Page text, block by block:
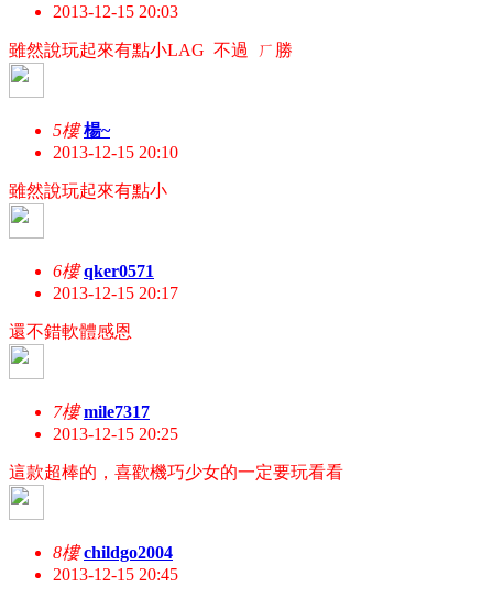
2013-12-15 20:03
雖然說玩起來有點小LAG 不過 ㄏ勝
5樓 楊~
2013-12-15 20:10
雖然說玩起來有點小
6樓 qker0571
2013-12-15 20:17
還不錯軟體感恩
7樓 mile7317
2013-12-15 20:25
這款超棒的，喜歡機巧少女的一定要玩看看
8樓 childgo2004
2013-12-15 20:45